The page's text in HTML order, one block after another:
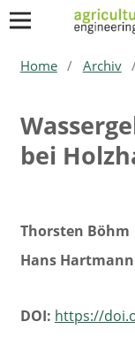
Home / Archiv
bei
Thorsten Böhm
Hans Hartmann
DOI: https://